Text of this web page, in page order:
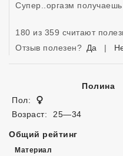
Супер..оргазм получаешь
180 из 359 считают
Отзыв полезен? Да |
Полина
Пол:
Возраст:
25—34
Общий рейтинг
Материал